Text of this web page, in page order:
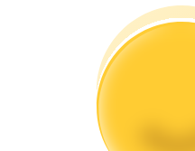
กลยุทธ์การซื้อขาย